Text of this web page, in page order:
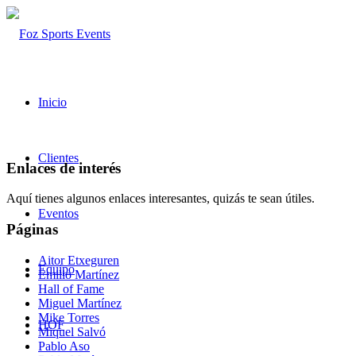
Inicio
Clientes
Eventos
Equipo
HOF
Enlaces de interés
Aquí tienes algunos enlaces interesantes, quizás te sean útiles.
Páginas
Aitor Etxeguren
Emilio Martínez
Hall of Fame
Miguel Martínez
Mike Torres
Miquel Salvó
Pablo Aso